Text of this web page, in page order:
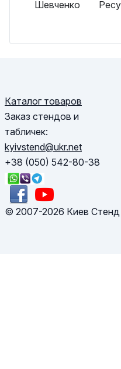
Каталог товаров
Заказ стендов и
табличек:
kyivstend@ukr.net
+38 (050) 542-80-38
© 2007-2026 Киев Стенд